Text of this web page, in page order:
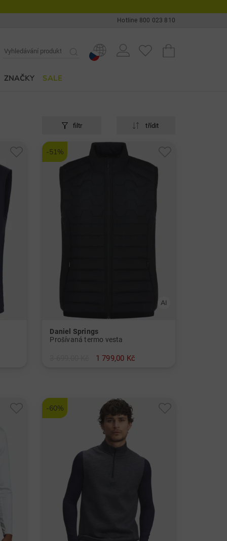
Hotline 800 023 810
ZNAČKY SALE
filtr třídit
-51%
Daniel Springs
Prošívaná termo vesta
1 799,00 Kč
-60%